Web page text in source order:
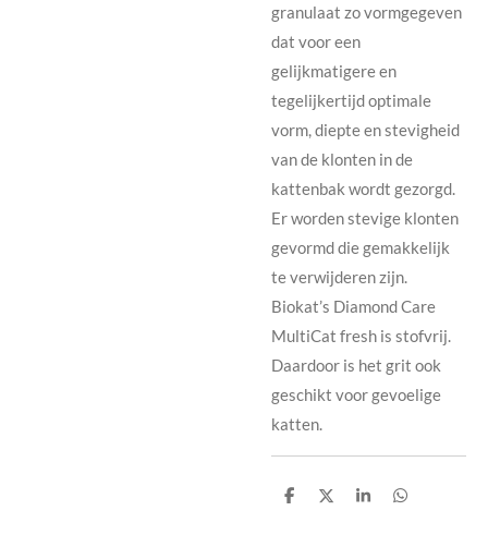
granulaat zo vormgegeven
dat voor een
gelijkmatigere en
tegelijkertijd optimale
vorm, diepte en stevigheid
van de klonten in de
kattenbak wordt gezorgd.
Er worden stevige klonten
gevormd die gemakkelijk
te verwijderen zijn.
Biokat’s Diamond Care
MultiCat fresh is stofvrij.
Daardoor is het grit ook
geschikt voor gevoelige
katten.
D
D
S
D